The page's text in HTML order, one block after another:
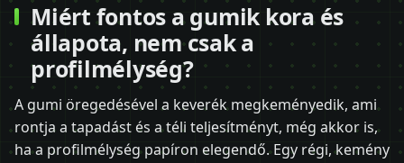
Miért fontos a gumik kora és
állapota, nem csak a
profilmélység?
A gumi öregedésével a keverék megkeményedik, ami
rontja a tapadást és a téli teljesítményt, még akkor is,
ha a profilmélység papíron elegendő. Egy régi, kemény